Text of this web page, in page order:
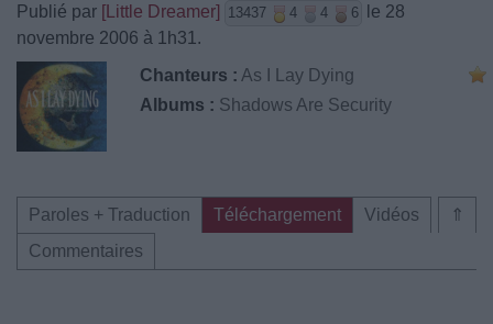
Publié par [Little Dreamer] 13437 4 4 6
le 28
novembre 2006 à 1h31.
Chanteurs : As I Lay Dying
Albums : Shadows Are Security
⇑
Paroles + Traduction Téléchargement
Vidéos
Commentaires